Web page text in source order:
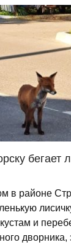
бегает
в районе
и
дворника,